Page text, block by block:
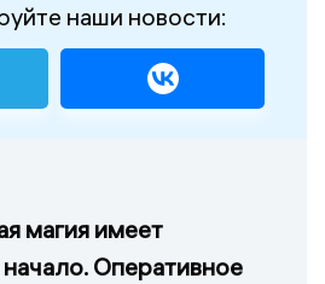
наши новости:
магия имеет
Оперативное